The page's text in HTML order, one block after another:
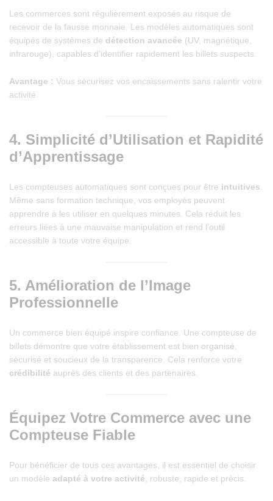
Les commerces sont régulièrement exposés au risque de
recevoir de la fausse monnaie. Les modèles automatiques sont
équipés de systèmes de détection avancée (UV, magnétique,
infrarouge), capables d’identifier rapidement les billets suspects.
Avantage : Vous sécurisez vos encaissements sans ralentir votre
activité.
4. Simplicité d’Utilisation et Rapidité
d’Apprentissage
Les compteuses automatiques sont conçues pour être intuitives
Même sans formation technique, vos employés peuvent
apprendre à les utiliser en quelques minutes. Cela réduit les
erreurs liées à une mauvaise manipulation et rend l’outil
accessible à toute votre équipe.
5. Amélioration de l’Image
Professionnelle
Un commerce bien équipé inspire confiance. Une compteuse de
billets démontre que votre établissement est bien organisé,
sécurisé et soucieux de la transparence. Cela renforce votre
crédibilité auprès des clients et des partenaires.
Équipez Votre Commerce avec une
Compteuse Fiable
Pour bénéficier de tous ces avantages, il est essentiel de choisir
un modèle adapté à votre activité , robuste, rapide et précis.